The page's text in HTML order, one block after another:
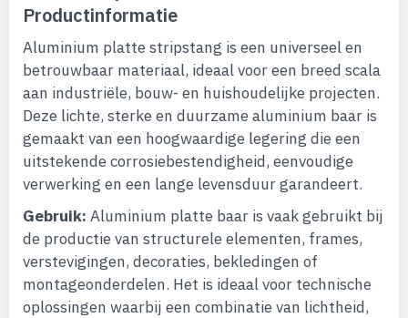
Productinformatie
Aluminium platte stripstang is een universeel en
betrouwbaar materiaal, ideaal voor een breed scala
aan industriële, bouw- en huishoudelijke projecten.
Deze lichte, sterke en duurzame aluminium baar is
gemaakt van een hoogwaardige legering die een
uitstekende corrosiebestendigheid, eenvoudige
verwerking en een lange levensduur garandeert.
Gebruik: Aluminium platte baar is vaak gebruikt bij
de productie van structurele elementen, frames,
verstevigingen, decoraties, bekledingen of
montageonderdelen. Het is ideaal voor technische
oplossingen waarbij een combinatie van lichtheid,